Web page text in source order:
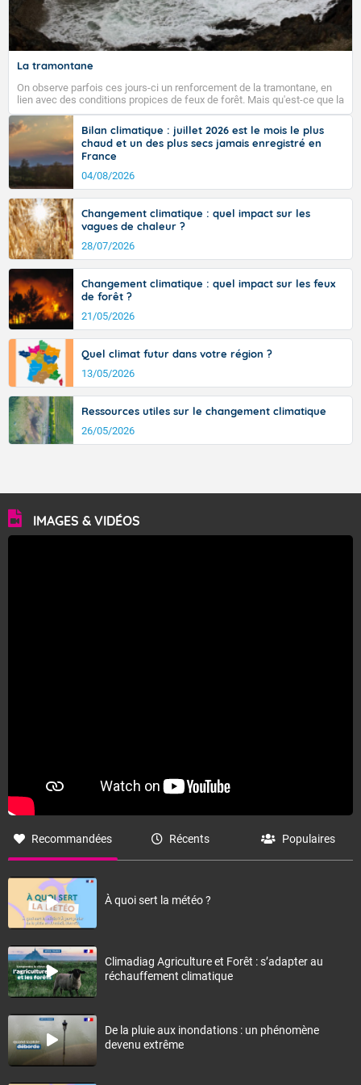
Fermer
La tramontane
On observe parfois ces jours-ci un renforcement de la tramontane, en
lien avec des conditions propices de feux de forêt. Mais qu'est-ce que la
tramontane ? Quelles sont ses caractéristiques ? La tramontane est un
vent turbulent soufflant de secteur nord-ouest à nord, ou ouest à nord-
ouest, dans un secteur qui part du Roussillon à la vallée de l’Aude et à
l’ouest de l’Hérault. L’étymologie de ce vent vient du latin trasmontanus,
signifiant au-delà des monts, en allusion aux régions montagneuses
d’où provient ce vent.
Bilan climatique : juillet 2026 est le mois le plus
chaud et un des plus secs jamais enregistré en
France
04/08/2026
Changement climatique : quel impact sur les
vagues de chaleur ?
28/07/2026
Changement climatique : quel impact sur les feux
de forêt ?
21/05/2026
Quel climat futur dans votre région ?
13/05/2026
Ressources utiles sur le changement climatique
26/05/2026
IMAGES & VIDÉOS
Recommandées Récents Populaires
À quoi sert la météo ?
Climadiag Agriculture et Forêt : s’adapter au
réchauffement climatique
De la pluie aux inondations : un phénomène
devenu extrême